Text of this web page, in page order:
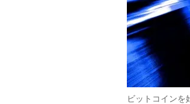
ビットコインを